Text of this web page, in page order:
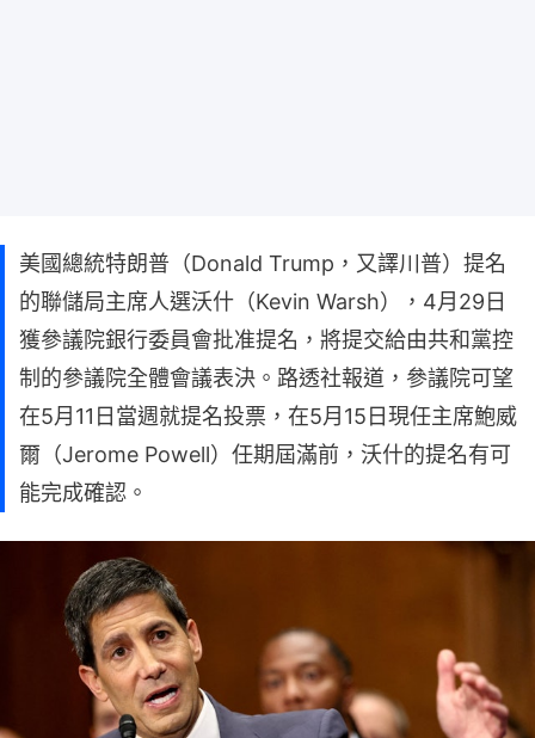
美國總統特朗普（Donald Trump，又譯川普）提名
的聯儲局主席人選沃什（Kevin Warsh），4月29日
獲參議院銀行委員會批准提名，將提交給由共和黨控
制的參議院全體會議表決。路透社報道，參議院可望
在5月11日當週就提名投票，在5月15日現任主席鮑威
爾（Jerome Powell）任期屆滿前，沃什的提名有可
能完成確認。